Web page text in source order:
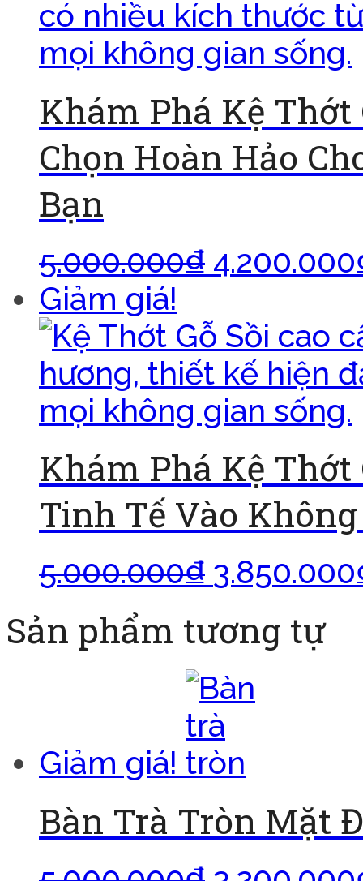
Khám Phá Kệ Thớt
Chọn Hoàn Hảo
Bạn
5.000.000₫ 4.200.000
Giảm giá!
Khám Phá Kệ Thớt
Tinh Tế Vào
5.000.000₫ 3.850.000
Sản phẩm tương tự
Giảm giá!
Bàn Trà Tròn Mặt